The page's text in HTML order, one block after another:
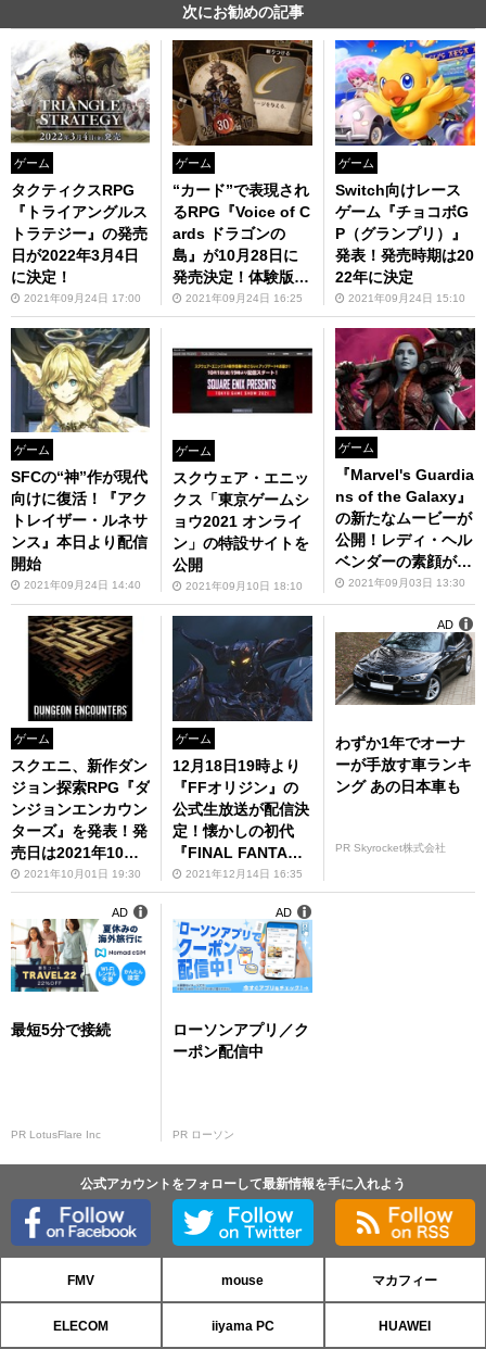
次にお勧めの記事
ゲーム
タクティクスRPG
『トライアングルス
トラテジー』の発売
日が2022年3月4日
に決定！
2021年09月24日 17:00
ゲーム
“カード”で表現され
るRPG『Voice of C
ards ドラゴンの
島』が10月28日に
発売決定！体験版も
本日より配信開始
2021年09月24日 16:25
ゲーム
Switch向けレース
ゲーム『チョコボG
P（グランプリ）』
発表！発売時期は20
22年に決定
2021年09月24日 15:10
ゲーム
SFCの“神”作が現代
向けに復活！『アク
トレイザー・ルネサ
ンス』本日より配信
開始
2021年09月24日 14:40
ゲーム
スクウェア・エニッ
クス「東京ゲームシ
ョウ2021 オンライ
ン」の特設サイトを
公開
2021年09月10日 18:10
ゲーム
『Marvel's Guardia
ns of the Galaxy』
の新たなムービーが
公開！レディ・ヘル
ベンダーの素顔が明
らかに!?
2021年09月03日 13:30
ゲーム
スクエニ、新作ダン
ジョン探索RPG『ダ
ンジョンエンカウン
ターズ』を発表！発
売日は2021年10月1
4日2021年10月01日 19:30
ゲーム
12月18日19時より
『FFオリジン』の
公式生放送が配信決
定！懐かしの初代
『FINAL FANTAS
Y』ファミコン実況
プレイも
2021年12月14日 16:35
わずか1年でオーナ
ーが手放す車ランキ
ング あの日本車も
PR Skyrocket株式会社
AD
最短5分で接続
PR LotusFlare Inc
AD
ローソンアプリ／ク
ーポン配信中
PR ローソン
AD
公式アカウントをフォローして最新情報を手に入れよう
FMV mouse マカフィー
ELECOM iiyama PC HUAWEI